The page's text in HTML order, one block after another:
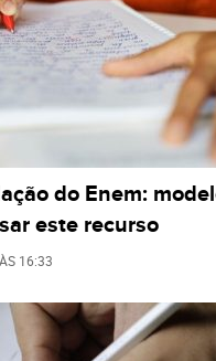
do Enem:
este recurso
, ÀS 16:33